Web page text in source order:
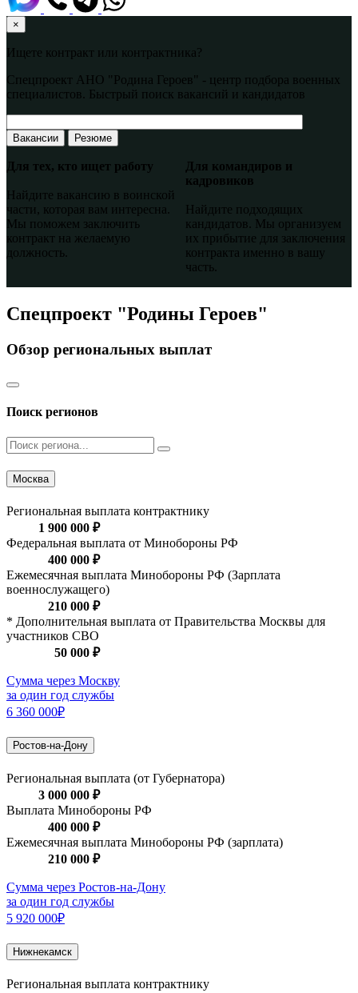
×
Ищете контракт или контрактника?
Спецпроект АНО "Родина Героев" - центр подбора военных
специалистов. Быстрый поиск вакансий и кандидатов
Вакансии Резюме
Для тех, кто ищет работу
Найдите вакансию в воинской
части, которая вам интересна.
Мы поможем заключить
контракт на желаемую
должность.
Для командиров и
кадровиков
Найдите подходящих
кандидатов. Мы организуем
их прибытие для заключения
контракта именно в вашу
часть.
Спецпроект "Родины Героев"
Обзор региональных выплат
Поиск регионов
Москва
Региональная выплата контрактнику
1 900 000 ₽
Федеральная выплата от Минобороны РФ
400 000 ₽
Ежемесячная выплата Минобороны РФ (Зарплата
военнослужащего)
210 000 ₽
* Дополнительная выплата от Правительства Москвы для
участников СВО
50 000 ₽
Сумма через Москву
за один год службы
6 360 000₽
Ростов-на-Дону
Региональная выплата (от Губернатора)
3 000 000 ₽
Выплата Минобороны РФ
400 000 ₽
Ежемесячная выплата Минобороны РФ (зарплата)
210 000 ₽
Сумма через Ростов-на-Дону
за один год службы
5 920 000₽
Нижнекамск
Региональная выплата контрактнику